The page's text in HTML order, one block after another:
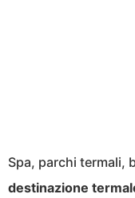
Spa, parchi termali,
destinazione